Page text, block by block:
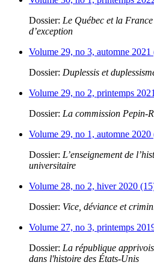
Dossier: Le Québec et la
d’exception
Volume 29, no 3, automne 2021
Dossier: Duplessis et
Volume 29, no 2, printemps
Dossier: La commission Pepin-
Volume 29, no 1, automne 2020
Dossier: L’enseignement de
universitaire
Volume 28, no 2, hiver 2020
Dossier: Vice, déviance et
Volume 27, no 3, printemps
Dossier: La république
dans l'histoire des États-Unis